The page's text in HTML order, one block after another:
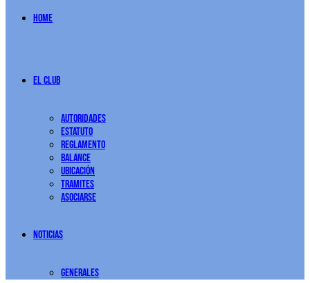
Home
El Club
Autoridades
Estatuto
Reglamento
Balance
Ubicación
Tramites
Asociarse
Noticias
Generales